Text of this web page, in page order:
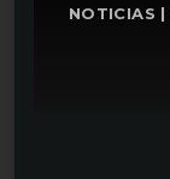
NOTICIAS